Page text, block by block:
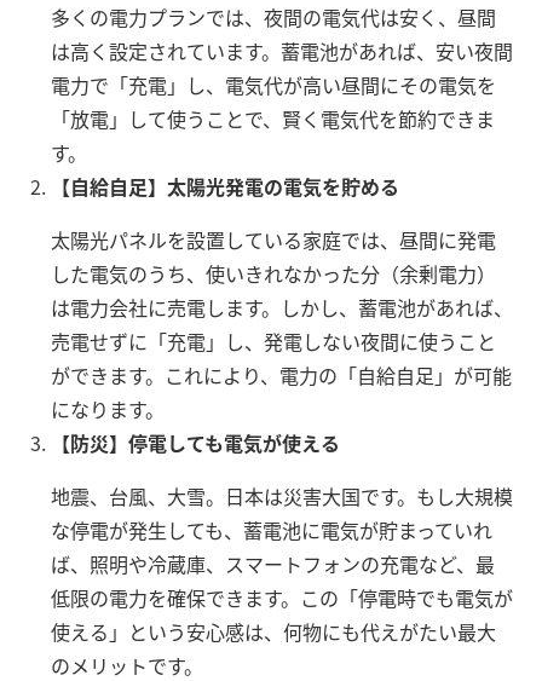
多くの電力プランでは、夜間の電気代は安く、昼間
は高く設定されています。蓄電池があれば、安い夜間
電力で「充電」し、電気代が高い昼間にその電気を
「放電」して使うことで、賢く電気代を節約できま
す。
【自給自足】太陽光発電の電気を貯める
太陽光パネルを設置している家庭では、昼間に発電
した電気のうち、使いきれなかった分（余剰電力）
は電力会社に売電します。しかし、蓄電池があれば、
売電せずに「充電」し、発電しない夜間に使うこと
ができます。これにより、電力の「自給自足」が可能
になります。
【防災】停電しても電気が使える
地震、台風、大雪。日本は災害大国です。もし大規模
な停電が発生しても、蓄電池に電気が貯まっていれ
ば、照明や冷蔵庫、スマートフォンの充電など、最
低限の電力を確保できます。この「停電時でも電気が
使える」という安心感は、何物にも代えがたい最大
のメリットです。